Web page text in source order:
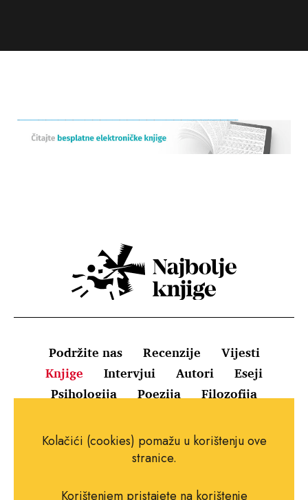
Podržite nas Recenzije
Vijesti
Knjige
Intervjui Autori
Eseji
Psihologija
Poezija Filozofija
Uvjeti korištenja
Pravila o kolačićima
Impressum
Kolačići (cookies) pomažu u korištenju ove
stranice.
Korištenjem pristajete na korištenje